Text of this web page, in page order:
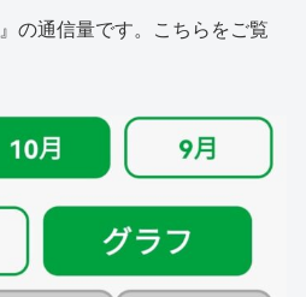
』の通信量です。こちらをご覧